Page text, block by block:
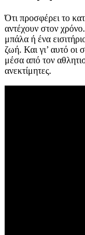
Ότι προσφέρει το
αντέχουν στον
μπάλα ή ένα
ζωή. Και γι’ αυτό οι
μέσα από τον
ανεκτίμητες.